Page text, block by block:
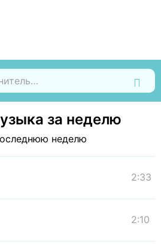
за неделю
неделю
2:33
2:10